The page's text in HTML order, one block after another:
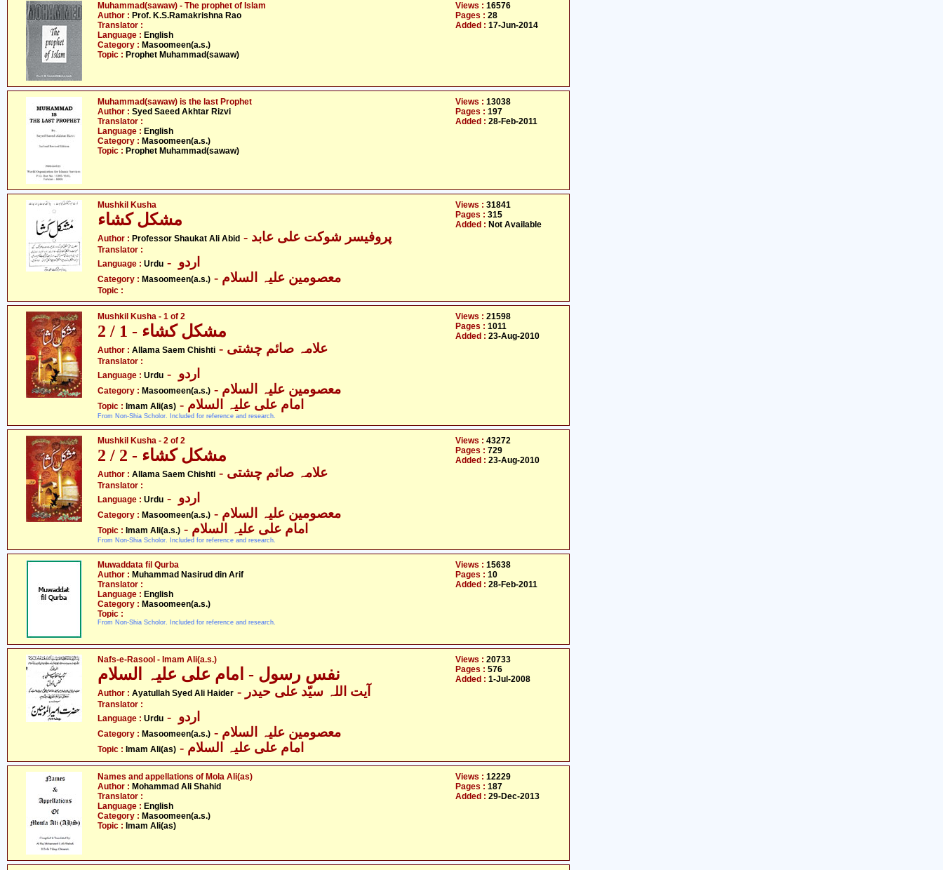
Muhammad(sawaw) - The prophet of Islam
Author : Prof. K.S.Ramakrishna Rao
Translator :
Language : English
Category : Masoomeen(a.s.)
Topic : Prophet Muhammad(sawaw)
Views : 16576
Pages : 28
Added : 17-Jun-2014
Muhammad(sawaw) is the last Prophet
Author : Syed Saeed Akhtar Rizvi
Translator :
Language : English
Category : Masoomeen(a.s.)
Topic : Prophet Muhammad(sawaw)
Views : 13038
Pages : 197
Added : 28-Feb-2011
Mushkil Kusha
مشکل کشاء
Author : Professor Shaukat Ali Abid - پروفیسر شوکت علی عابد
Translator :
Language : Urdu
Category : Masoomeen(a.s.)
Topic :
Views : 31841
Pages : 315
Added : Not Available
Mushkil Kusha - 1 of 2
مشکل کشاء - 1 / 2
Author : Allama Saem Chishti - علامہ صائم چشتی
Translator :
Language : Urdu
Category : Masoomeen(a.s.)
Topic : Imam Ali(as) - امام علی علیہ السلام
From Non-Shia Scholor. Included for reference and research.
Views : 21598
Pages : 1011
Added : 23-Aug-2010
Mushkil Kusha - 2 of 2
مشکل کشاء - 2 / 2
Author : Allama Saem Chishti - علامہ صائم چشتی
Translator :
Language : Urdu
Category : Masoomeen(a.s.)
Topic : Imam Ali(a.s.) - امام علی علیہ السلام
From Non-Shia Scholor. Included for reference and research.
Views : 43272
Pages : 729
Added : 23-Aug-2010
Muwaddata fil Qurba
Author : Muhammad Nasirud din Arif
Translator :
Language : English
Category : Masoomeen(a.s.)
Topic :
From Non-Shia Scholor. Included for reference and research.
Views : 15638
Pages : 10
Added : 28-Feb-2011
Nafs-e-Rasool - Imam Ali(a.s.)
Author : Ayatullah Syed Ali Haider - آیت اللہ سیّد علی حیدر
Translator :
Language : Urdu
Category : Masoomeen(a.s.)
Topic : Imam Ali(as) - امام علی علیہ السلام
Views : 20733
Pages : 576
Added : 1-Jul-2008
Names and appellations of Mola Ali(as)
Author : Mohammad Ali Shahid
Translator :
Language : English
Category : Masoomeen(a.s.)
Topic : Imam Ali(as)
Views : 12229
Pages : 187
Added : 29-Dec-2013